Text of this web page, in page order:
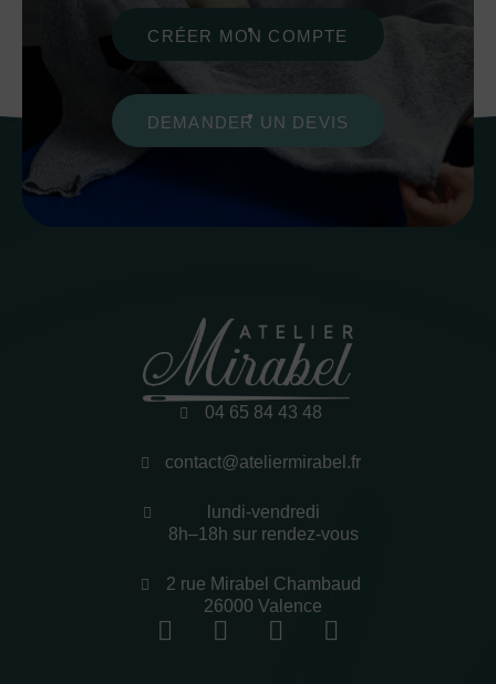
CRÉER MON COMPTE
DEMANDER UN DEVIS
04 65 84 43 48
contact@ateliermirabel.fr
lundi-vendredi
8h–18h sur rendez-vous
2 rue Mirabel Chambaud
26000 Valence